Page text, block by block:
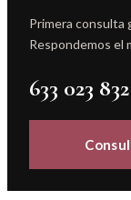
Primera consulta
Respondemos el
633 023 832